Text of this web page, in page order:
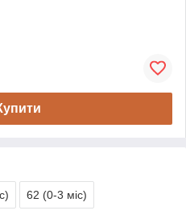
62 (0-3 міс)